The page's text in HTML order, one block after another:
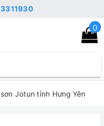
0
Jotun tỉnh Hưng Yên